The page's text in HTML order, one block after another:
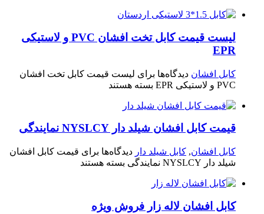
لیست قیمت کابل تخت افشان PVC و لاستیکی
EPR
کابل افشان دیدگاه‌ها برای لیست قیمت کابل تخت افشان
PVC و لاستیکی EPR
بسته هستند
قیمت کابل افشان شیلد دار NYSLCY نمایندگی
کابل افشان, کابل شیلد دار دیدگاه‌ها برای قیمت کابل افشان
شیلد دار NYSLCY نمایندگی
بسته هستند
کابل افشان لاله زار فروش ویژه